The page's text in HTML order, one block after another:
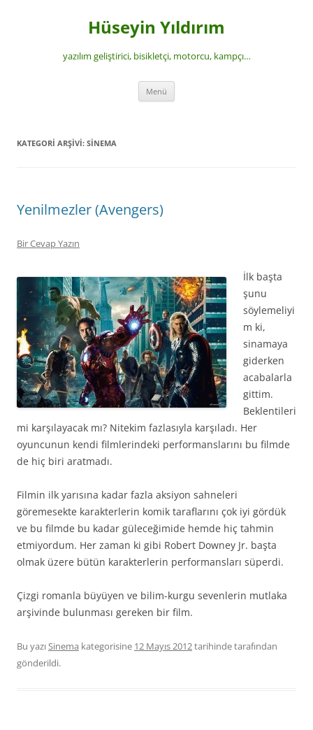
Hüseyin Yıldırım
yazılım geliştirici, bisikletçi, motorcu, kampçı…
Menü
KATEGORI ARŞIVI: SINEMA
Yenilmezler (Avengers)
Bir Cevap Yazın
İlk başta
şunu
söylemeliyi
m ki,
sinamaya
giderken
acabalarla
gittim.
Beklentileri
mi karşılayacak mı? Nitekim fazlasıyla karşıladı. Her
oyuncunun kendi filmlerindeki performanslarını bu filmde
de hiç biri aratmadı.
Filmin ilk yarısına kadar fazla aksiyon sahneleri
göremesekte karakterlerin komik taraflarını çok iyi gördük
ve bu filmde bu kadar güleceğimide hemde hiç tahmin
etmiyordum. Her zaman ki gibi Robert Downey Jr. başta
olmak üzere bütün karakterlerin performansları süperdi.
Çizgi romanla büyüyen ve bilim-kurgu sevenlerin mutlaka
arşivinde bulunması gereken bir film.
Bu yazıSinema kategorisine 12 Mayıs 2012tarihindetarafından
gönderildi.